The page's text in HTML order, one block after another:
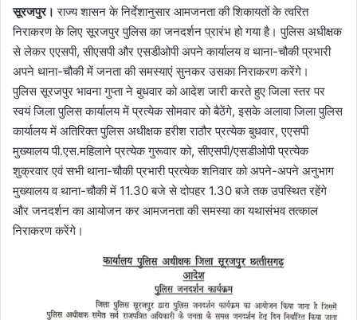
सूरजपुर। राज्य शासन के निर्देशानुसार आमजनता की शिकायतों के त्वरित
निराकरण के लिए सूरजपुर पुलिस का जनदर्शन प्रारंभ हो गया है। पुलिस अधीक्षक
से लेकर एएसपी, सीएसपी और एसडीओपी अपने कार्यालय व थाना-चौकी प्रभारी
अपने थाना-चौकी में जनता की समस्याएं सुनकर उसका निराकरण करेंगे।
पुलिस सूरजपुर भावना गुप्ता ने बुधवार को आदेश जारी करते हुए जिला स्तर पर
स्वयं जिला पुलिस कार्यालय में प्रत्येक सोमवार को बैठेंगे, इसके अलावा जिला पुलिस
कार्यालय में अतिरिक्त पुलिस अधीक्षक हरीश राठौर प्रत्येक बुधवार, एएसपी
मुख्यालय पी.एस.महिलाने प्रत्येक गुरूवार को, सीएसपी/एसडीओपी प्रत्येक
शुक्रवार एवं सभी थाना-चौकी प्रभारी प्रत्येक शनिवार को अपने-अपने अनुभाग
मुख्यालय व थाना-चौकी में 11.30 बजे से दोपहर 1.30 बजे तक उपस्थित रहेंगे
और जनदर्शन का आयोजन कर आमजनता की समस्या का यथासंभव तत्काल
निराकरण करेंगे।